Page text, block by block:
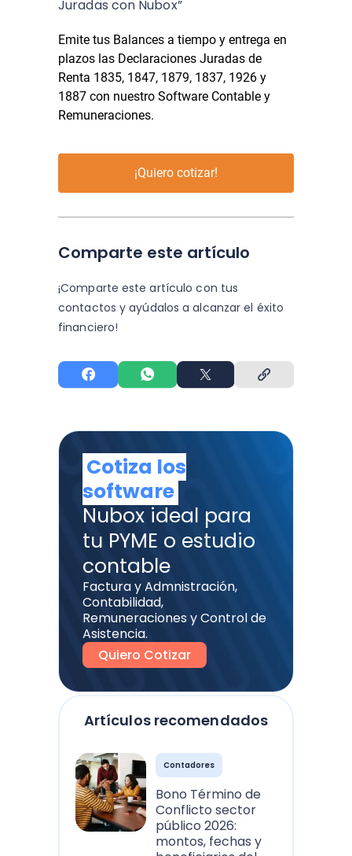
Juradas con Nubox”
Emite tus Balances a tiempo y entrega en
plazos las Declaraciones Juradas de
Renta 1835, 1847, 1879, 1837, 1926 y
1887 con nuestro Software Contable y
Remuneraciones.
¡Quiero cotizar!
Comparte este artículo
¡Comparte este artículo con tus
contactos y ayúdalos a alcanzar el éxito
financiero!
Artículos recomendados
Contadores
Bono Término de
Conflicto sector
público 2026:
montos, fechas y
Cotiza los
software
Nubox ideal para
tu PYME o estudio
contable
Factura y Admnistración,
Contabilidad,
Remuneraciones y Control de
Asistencia.
Quiero Cotizar